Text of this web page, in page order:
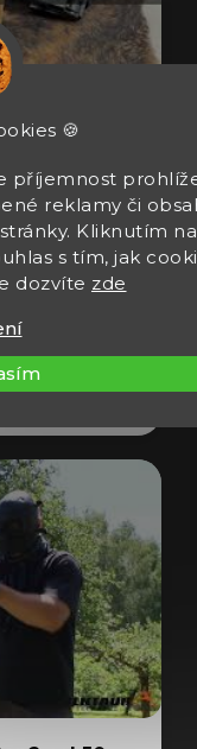
🍪
příjemnost
reklamy či
Kliknutím na
s tím, jak
dozvíte zde
cal 50